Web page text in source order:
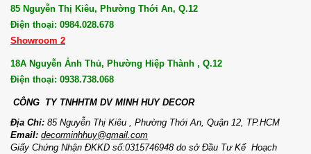
85 Nguyễn Thị Kiêu, Phường Thới An, Q.12
Điện thoại: 0984.028.678
Showroom 2
18A Nguyễn Ảnh Thủ, Phường Hiệp Thành , Q.12
Điện thoại: 0938.738.068
CÔNG TY TNHHTM DV MINH HUY DECOR
Địa Chỉ: 85 Nguyễn Thị Kiêu , Phường Thới An, Quận 12, TP.HCM
Email: decorminhhuy@gmail.com
Giấy Chứng Nhận ĐKKD số:0315746948 do sở Đầu Tư Kế Hoạch